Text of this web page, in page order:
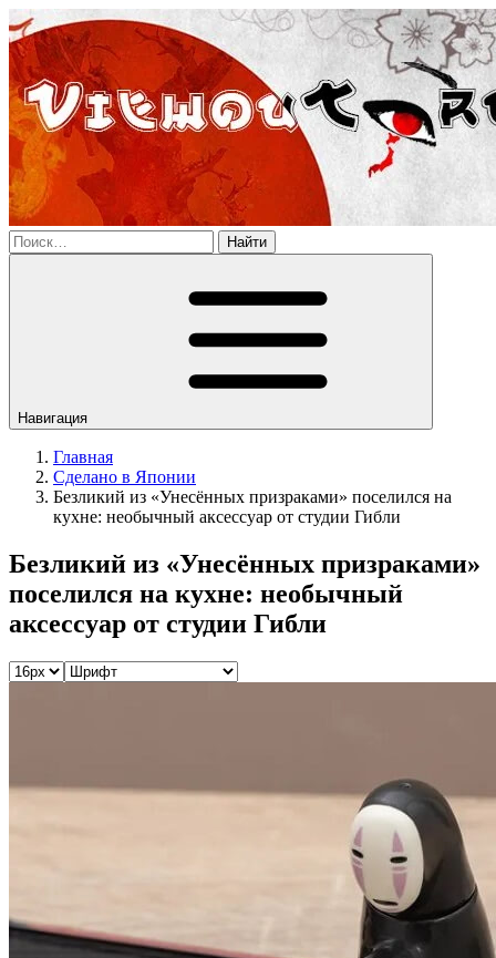
Найти
Навигация
Главная
Сделано в Японии
Безликий из «Унесённых призраками» поселился на
кухне: необычный аксессуар от студии Гибли
Безликий из «Унесённых призраками»
поселился на кухне: необычный
аксессуар от студии Гибли